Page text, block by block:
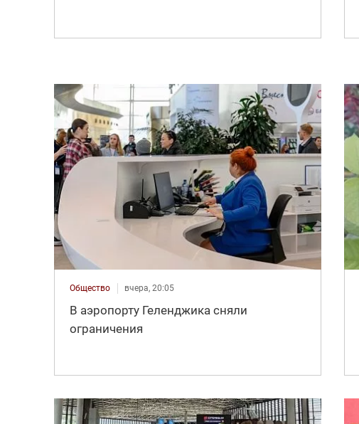
Общество вчера, 20:05
В аэропорту Геленджика сняли
ограничения